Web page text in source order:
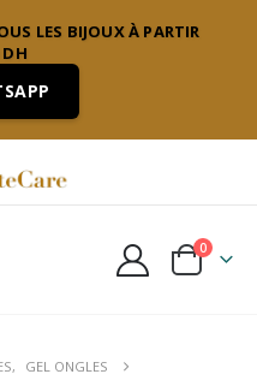
LES BIJOUX À PARTIR
DH
0
,
GEL ONGLES